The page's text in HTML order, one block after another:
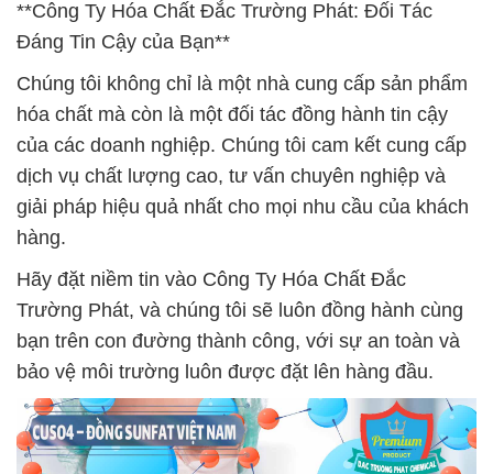
**Công Ty Hóa Chất Đắc Trường Phát: Đối Tác
Đáng Tin Cậy của Bạn**
Chúng tôi không chỉ là một nhà cung cấp sản phẩm
hóa chất mà còn là một đối tác đồng hành tin cậy
của các doanh nghiệp. Chúng tôi cam kết cung cấp
dịch vụ chất lượng cao, tư vấn chuyên nghiệp và
giải pháp hiệu quả nhất cho mọi nhu cầu của khách
hàng.
Hãy đặt niềm tin vào Công Ty Hóa Chất Đắc
Trường Phát, và chúng tôi sẽ luôn đồng hành cùng
bạn trên con đường thành công, với sự an toàn và
bảo vệ môi trường luôn được đặt lên hàng đầu.